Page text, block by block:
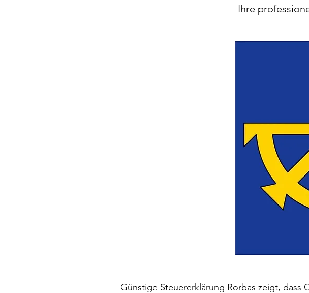
Ihre
Günstige Steuererklärung Rorbas zeigt,